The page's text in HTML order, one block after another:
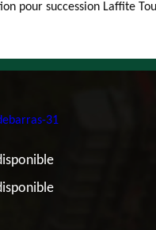
pour succession Laffite